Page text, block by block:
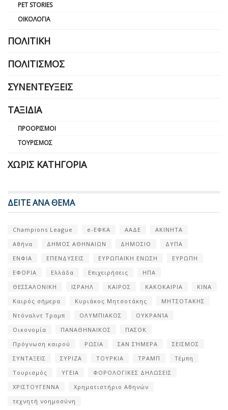
PET STORIES
ΟΙΚΟΛΟΓΊΑ
ΠΟΛΙΤΙΚΉ
ΠΟΛΙΤΙΣΜΌΣ
ΣΥΝΕΝΤΕΎΞΕΙΣ
ΤΑΞΊΔΙΑ
ΠΡΟΟΡΙΣΜΟΊ
ΤΟΥΡΙΣΜΌΣ
ΧΩΡΊΣ ΚΑΤΗΓΟΡΊΑ
ΔΕΙΤΕ ΑΝΑ ΘΕΜΑ
Champions League e-ΕΦΚΑ ΑΑΔΕ
ΑΚΙΝΗΤΑ
Αθήνα
ΔΗΜΟΣ ΑΘΗΝΑΙΩΝ ΔΗΜΟΣΙΟ
ΔΥΠΑ
ΕΝΦΙΑ
ΕΠΕΝΔΥΣΕΙΣ ΕΥΡΩΠΑΪΚΗ ΕΝΩΣΗ
ΕΥΡΩΠΗ
ΕΦΟΡΙΑ
Ελλάδα Επιχειρήσεις
ΗΠΑ
ΘΕΣΣΑΛΟΝΙΚΗ
ΙΣΡΑΗΛ ΚΑΙΡΟΣ ΚΑΚΟΚΑΙΡΙΑ
ΚΙΝΑ
Καιρός σήμερα
Κυριάκος Μητσοτάκης
ΜΗΤΣΟΤΑΚΗΣ
Ντόναλντ Τραμπ
ΟΛΥΜΠΙΑΚΟΣ
ΟΥΚΡΑΝΊΑ
Οικονομία
ΠΑΝΑΘΗΝΑΙΚΟΣ
ΠΑΣΟΚ
Πρόγνωση καιρού
ΡΩΣΙΑ ΣΑΝ ΣΉΜΕΡΑ
ΣΕΙΣΜΟΣ
ΣΥΝΤΑΞΕΙΣ
ΣΥΡΙΖΑ ΤΟΥΡΚΙΑ ΤΡΑΜΠ
Τέμπη
Τουρισμός
ΥΓΕΙΑ
ΦΟΡΟΛΟΓΙΚΕΣ ΔΗΛΩΣΕΙΣ
ΧΡΙΣΤΟΥΓΕΝΝΑ
Χρηματιστήριο Αθηνών
τεχνητή νοημοσύνη